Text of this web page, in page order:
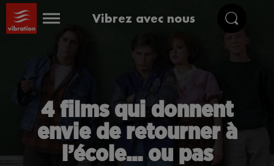
Vibrez avec nous
4 films qui donnent
envie de retourner à
l’école... ou pas